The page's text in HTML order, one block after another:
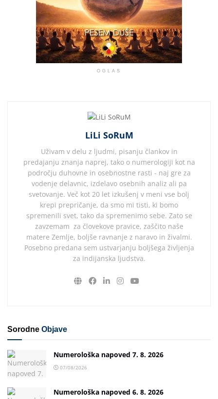
OGLAS
LiLi SoRuM
Uživam v delu z ljudmi, pisanju člankov in
predajanju znanja naprej, tako o numerologiji kot na
področju duhovne in osebnostne rasti - naj gre za
vodenje delavnic, izdelavo osebnih analiz ali pa
svetovanje. Več kot 20 let izkušenj v meni vse bolj
krepi prepričanje, da smo mi tisti, ki bomo
spremenili svet, tako da spremenimo sebe. Zato se
zavzemam za človekove pravice, zaščito naše
matere Zemlje, boljše ravnanje z naravo in živalmi.
Posebno predana sem ustvarjanju boljšega življenja
za indijanska ljudstva.
Sorodne Objave
Numerološka napoved 7. 8. 2026
07/08/2026
Numerološka napoved 6. 8. 2026